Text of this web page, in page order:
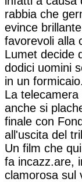
rabbia che
evince
favorevoli alla
Lumet decide
dodici uomini
in un
La
anche si
finale con
all'uscita del
Un film che
fa incazz.are,
clamorosa sul